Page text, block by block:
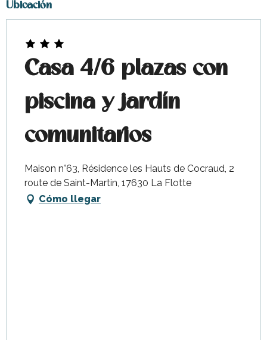
Ubicación
Casa 4/6 plazas con
piscina y jardín
comunitarios
Maison n°63, Résidence les Hauts de Cocraud, 2
route de Saint-Martin, 17630 La Flotte
Cómo llegar